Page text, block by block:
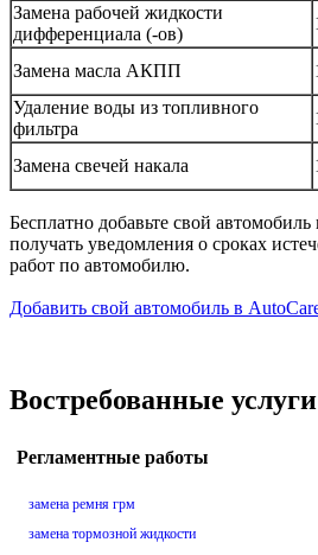
Замена рабочей жидкости
дифференциала (-ов)
Замена масла АКПП
Удаление воды из топливного
фильтра
Замена свечей накала
Бесплатно добавьте свой
получать уведомления о сроках
работ по автомобилю.
Добавить свой автомобиль в
Востребованные услуги
Регламентные работы
замена ремня грм
замена тормозной жидкости